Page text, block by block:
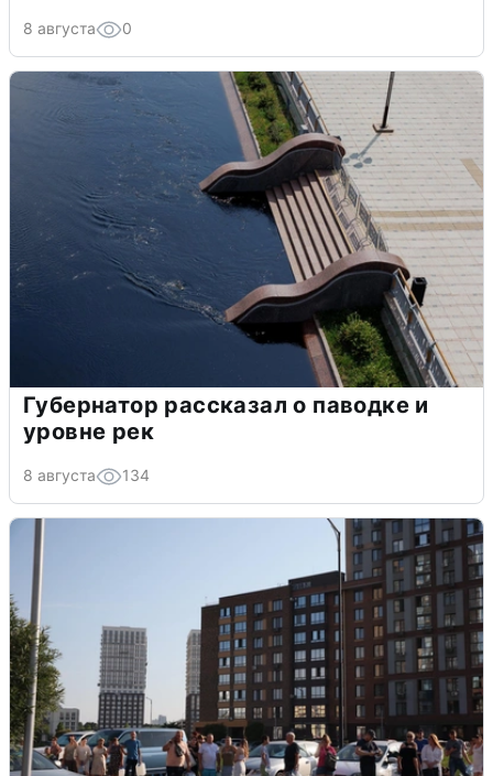
8 августа 0
Губернатор рассказал о паводке и
уровне рек
8 августа 134